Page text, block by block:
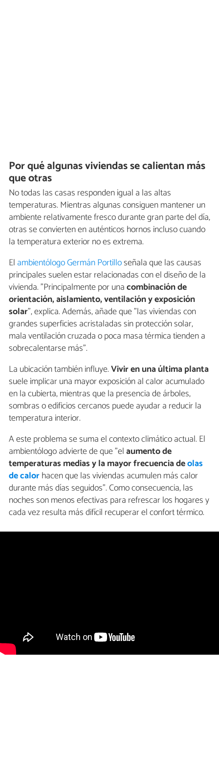
Por qué algunas viviendas se calientan más
que otras
No todas las casas responden igual a las altas
temperaturas. Mientras algunas consiguen mantener un
ambiente relativamente fresco durante gran parte del día,
otras se convierten en auténticos hornos incluso cuando
la temperatura exterior no es extrema.
El ambientólogo Germán Portilloseñala que las causas
principales suelen estar relacionadas con el diseño de la
vivienda. "Principalmente por unacombinación de
orientación, aislamiento, ventilación y exposición
solar", explica. Además, añade que "las viviendas con
grandes superficies acristaladas sin protección solar,
mala ventilación cruzada o poca masa térmica tienden a
sobrecalentarse más".
La ubicación también influye.Vivir en una última planta
suele implicar una mayor exposición al calor acumulado
en la cubierta, mientras que la presencia de árboles,
sombras o edificios cercanos puede ayudar a reducir la
temperatura interior.
A este problema se suma el contexto climático actual. El
ambientólogo advierte de que "elaumento de
temperaturas medias y la mayor frecuencia deolas
de calorhacen que las viviendas acumulen más calor
durante más días seguidos". Como consecuencia, las
noches son menos efectivas para refrescar los hogares y
cada vez resulta más difícil recuperar el confort térmico.